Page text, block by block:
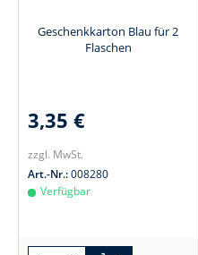
Geschenkkarton Blau für 2
Flaschen
3,35 €
zzgl. MwSt.
Art.-Nr.:008280
Verfügbar